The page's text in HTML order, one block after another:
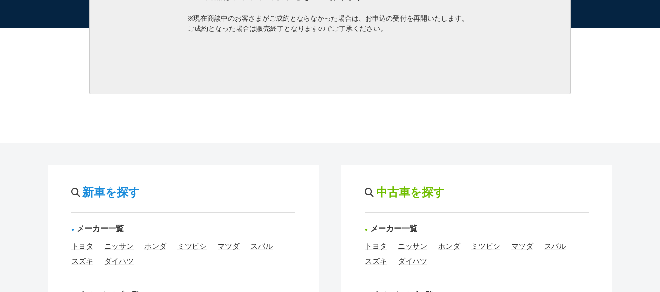
※現在商談中のお客さまがご成約とならなかった場合は、お申込の受付を再開いたします。
ご成約となった場合は販売終了となりますのでご了承ください。
新車を探す
メーカー一覧
トヨタ ニッサン ホンダ ミツビシ マツダ
スバル
スズキ
ダイハツ
中古車を探す
メーカー一覧
トヨタ ニッサン ホンダ ミツビシ マツダ
スバル
スズキ
ダイハツ